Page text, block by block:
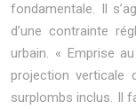
fondamentale. Il
d’une contrainte
urbain. « Emprise
projection verticale
surplombs inclus. Il